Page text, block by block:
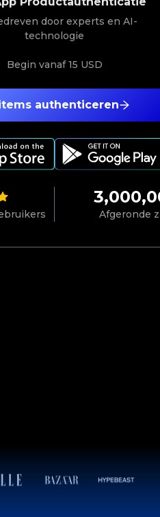
Afgeronde
authenticeren
door experts en AI-
technologie
Begin vanaf15 USD